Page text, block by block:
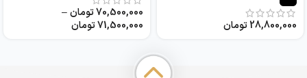
28,800,000تومان
70,500,000تومان–
71,500,000تومان